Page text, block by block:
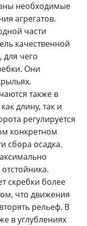
необходимые
агрегатов.
части
качественной
для чего
Они
также в
длину, так и
регулируется
конкретном
сбора осадка.
скребки более
что движения
рельеф. В
в углублениях